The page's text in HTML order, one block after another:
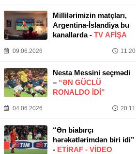
Millilərimizin matçları,
Argentina-İslandiya bu
kanallarda - TV AFİŞA
09.06.2026 11:20
Nesta Messini seçmədi
– “ƏN GÜCLÜ
RONALDO IDI”
04.06.2026 20:11
“Ən biabırçı
hərəkətlərimdən biri idi”
- ETIRAF - VİDEO